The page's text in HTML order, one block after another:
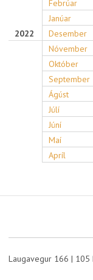
Febrúar
Janúar
2022
Desember
Nóvember
Október
September
Ágúst
Júlí
Júní
Maí
Apríl
Laugavegur 166 | 105